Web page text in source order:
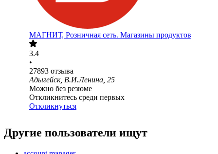
МАГНИТ, Розничная сеть. Магазины продуктов
3.4
•
27893 отзыва
Адыгейск, В.И.Ленина, 25
Можно без резюме
Откликнитесь среди первых
Откликнуться
Другие пользователи ищут